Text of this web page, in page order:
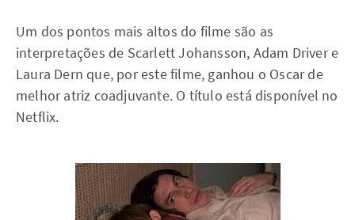
Um dos pontos mais altos do filme são as
interpretações de Scarlett Johansson, Adam Driver e
Laura Dern que, por este filme, ganhou o Oscar de
melhor atriz coadjuvante. O título está disponível no
Netflix.